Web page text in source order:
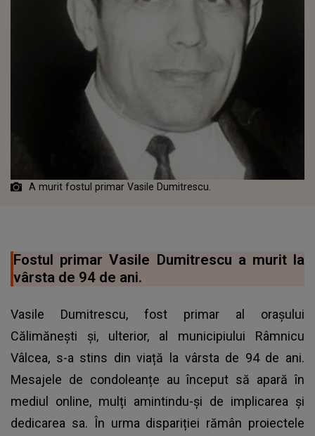
A murit fostul primar Vasile Dumitrescu.
Fostul primar Vasile Dumitrescu a murit la
vârsta de 94 de ani.
Vasile Dumitrescu, fost primar al orașului
Călimănești și, ulterior, al municipiului Râmnicu
Vâlcea, s-a stins din viață la vârsta de 94 de ani.
Mesajele de condoleanțe au început să apară în
mediul online, mulți amintindu-și de implicarea și
dedicarea sa. În urma dispariției rămân proiectele